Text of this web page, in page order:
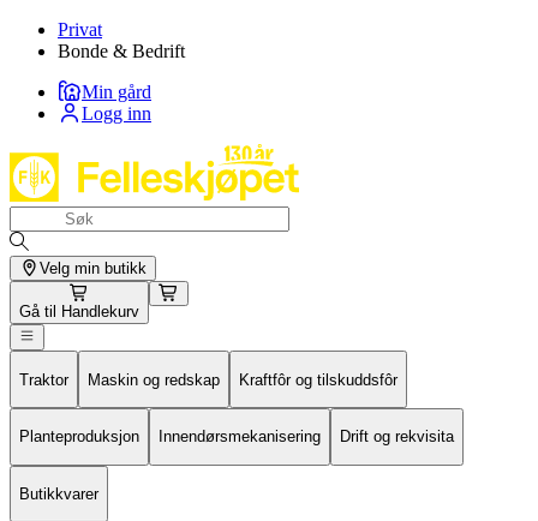
Privat
Bonde & Bedrift
Min gård
Logg inn
Velg min butikk
Gå til Handlekurv
Traktor Maskin og redskap Kraftfôr og tilskuddsfôr
Planteproduksjon Innendørsmekanisering Drift og rekvisita
Butikkvarer